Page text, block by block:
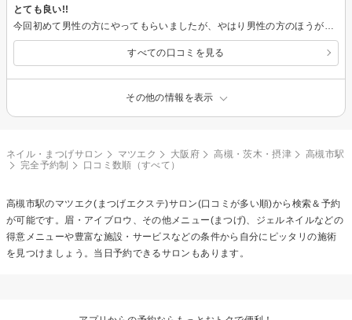
とても良い!!
すべての口コミを見る
その他の情報を表示
ネイル・まつげサロン マツエク 大阪府 高槻・茨木・摂津
高槻市駅
完全予約制
口コミ数順（すべて）
高槻市駅のマツエク(まつげエクステ)サロン(口コミが多い順)から検索＆予約
が可能です。眉・アイブロウ、その他メニュー(まつげ)、ジェルネイルなどの
得意メニューや豊富な施設・サービスなどの条件から自分にピッタリの施術
を見つけましょう。当日予約できるサロンもあります。